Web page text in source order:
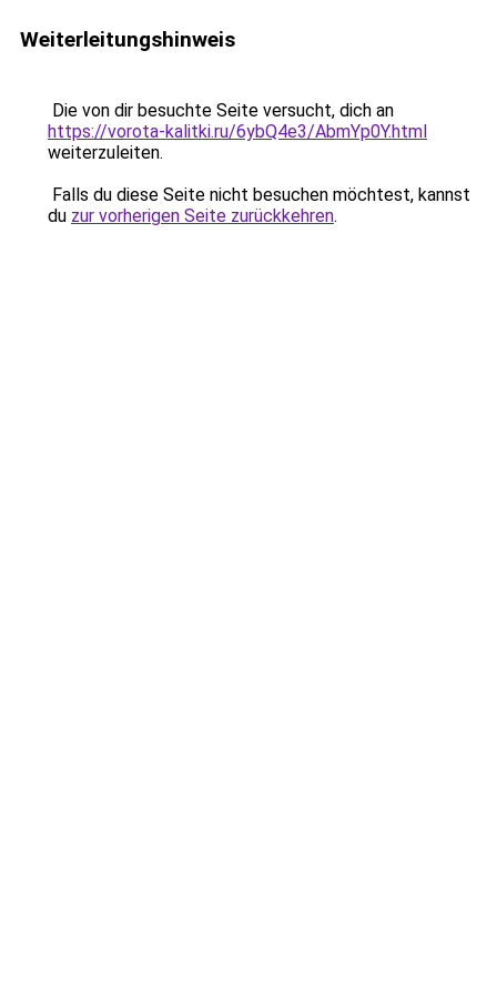
Weiterleitungshinweis
Die von dir besuchte Seite versucht, dich an
https://vorota-kalitki.ru/6ybQ4e3/AbmYp0Y.html
weiterzuleiten.
Falls du diese Seite nicht besuchen möchtest, kannst
du zur vorherigen Seite zurückkehren.